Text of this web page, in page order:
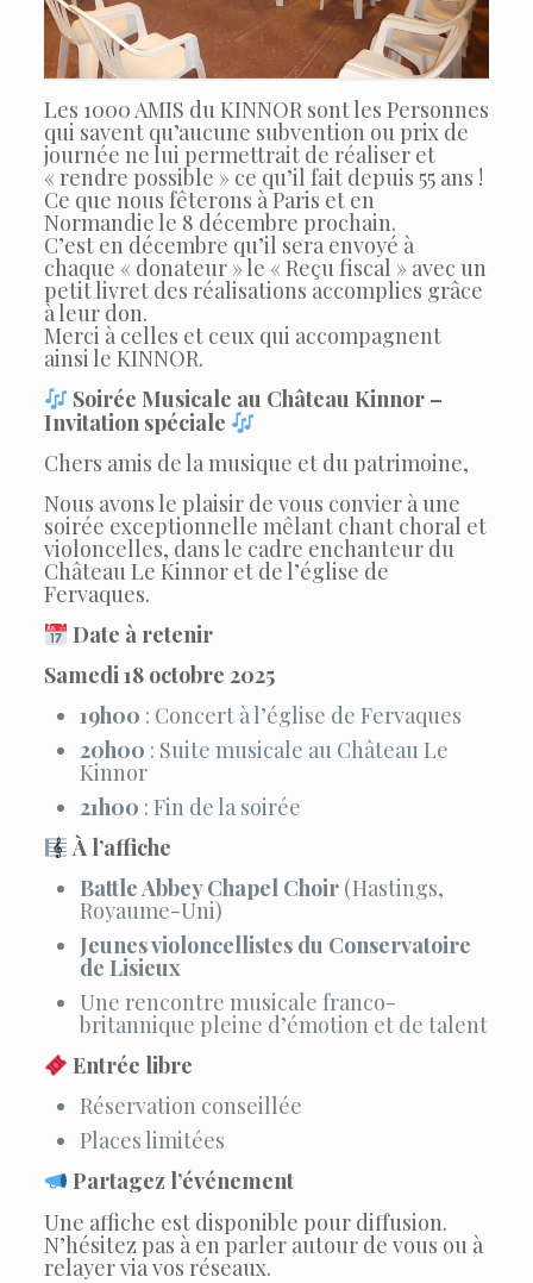
Les 1000 AMIS du KINNOR sont les Personnes
qui savent qu’aucune subvention ou prix de
journée ne lui permettrait de réaliser et
« rendre possible » ce qu’il fait depuis 55 ans !
Ce que nous fêterons à Paris et en
Normandie le 8 décembre prochain.
C’est en décembre qu’il sera envoyé à
chaque « donateur » le « Reçu fiscal » avec un
petit livret des réalisations accomplies grâce
à leur don.
Merci à celles et ceux qui accompagnent
ainsi le KINNOR.
Soirée Musicale au Château Kinnor –
Invitation spéciale
Chers amis de la musique et du patrimoine,
Nous avons le plaisir de vous convier à une
soirée exceptionnelle mêlant chant choral et
violoncelles, dans le cadre enchanteur du
Château Le Kinnor et de l’église de
Fervaques.
Date à retenir
Samedi 18 octobre 2025
19h00 : Concert à l’église de Fervaques
20h00 : Suite musicale au Château Le
Kinnor
21h00 : Fin de la soirée
À l’affiche
Battle Abbey Chapel Choir(Hastings,
Royaume-Uni)
Jeunes violoncellistes du Conservatoire
de Lisieux
Une rencontre musicale franco-
britannique pleine d’émotion et de talent
Entrée libre
Réservation conseillée
Places limitées
Partagez l’événement
Une affiche est disponible pour diffusion.
N’hésitez pas à en parler autour de vous ou à
relayer via vos réseaux.